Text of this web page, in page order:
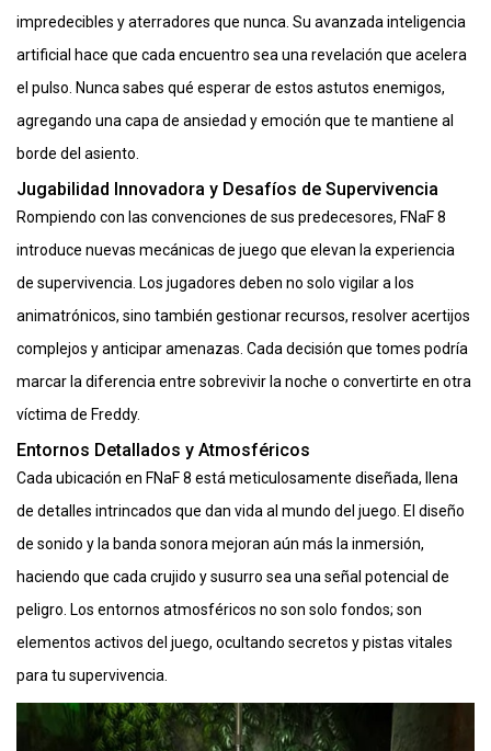
impredecibles y aterradores que nunca. Su avanzada inteligencia
artificial hace que cada encuentro sea una revelación que acelera
el pulso. Nunca sabes qué esperar de estos astutos enemigos,
agregando una capa de ansiedad y emoción que te mantiene al
borde del asiento.
Jugabilidad Innovadora y Desafíos de Supervivencia
Rompiendo con las convenciones de sus predecesores, FNaF 8
introduce nuevas mecánicas de juego que elevan la experiencia
de supervivencia. Los jugadores deben no solo vigilar a los
animatrónicos, sino también gestionar recursos, resolver acertijos
complejos y anticipar amenazas. Cada decisión que tomes podría
marcar la diferencia entre sobrevivir la noche o convertirte en otra
víctima de Freddy.
Entornos Detallados y Atmosféricos
Cada ubicación en FNaF 8 está meticulosamente diseñada, llena
de detalles intrincados que dan vida al mundo del juego. El diseño
de sonido y la banda sonora mejoran aún más la inmersión,
haciendo que cada crujido y susurro sea una señal potencial de
peligro. Los entornos atmosféricos no son solo fondos; son
elementos activos del juego, ocultando secretos y pistas vitales
para tu supervivencia.